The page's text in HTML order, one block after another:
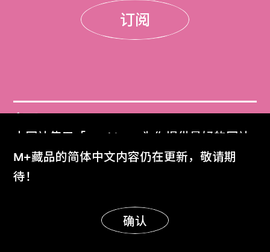
本网站使用「Cookies」为你提供最好的网站
体验。
了解更多
明白
M+藏品的简体中文内容仍在更新，敬请期
待！
确认
订阅
门票
Get Tickets